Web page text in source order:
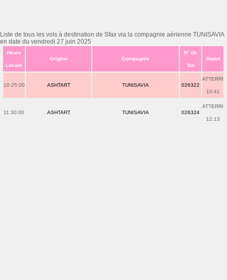
Liste de tous les vols à destination de Sfax via la compagnie aérienne TUNISAVIA
en date du vendredi 27 juin 2025
Heure
Locale
Origine Compagnie
N° de
Vol
Statut
10:25:00 ASHTART TUNISAVIA 026322
ATTERRI
10:41
11:30:00 ASHTART TUNISAVIA 026324
ATTERRI
12:13